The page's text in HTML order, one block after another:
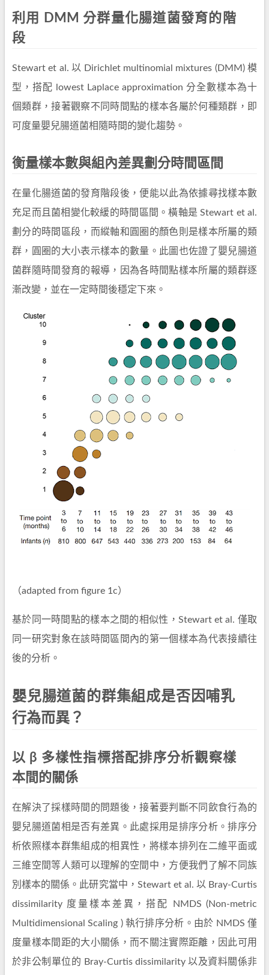
利用 DMM 分群量化腸道菌發育的階
段
Stewart et al. 以 Dirichlet multinomial mixtures (DMM) 模
型，搭配 lowest Laplace approximation 分全數樣本為十
個類群，接著觀察不同時間點的樣本各屬於何種類群，即
可度量嬰兒腸道菌相隨時間的變化趨勢。
衡量樣本數與組內差異劃分時間區間
在量化腸道菌的發育階段後，便能以此為依據尋找樣本數
充足而且菌相變化較緩的時間區間。橫軸是 Stewart et al.
劃分的時間區段，而縱軸和圓圈的顏色則是樣本所屬的類
群，圓圈的大小表示樣本的數量。此圖也佐證了嬰兒腸道
菌群隨時間發育的報導，因為各時間點樣本所屬的類群逐
漸改變，並在一定時間後穩定下來。
（adapted from figure 1c）
基於同一時間點的樣本之間的相似性，Stewart et al. 僅取
同一研究對象在該時間區間內的第一個樣本為代表接續往
後的分析。
嬰兒腸道菌的群集組成是否因哺乳
行為而異？
以 β 多樣性指標搭配排序分析觀察樣
本間的關係
在解決了採樣時間的問題後，接著要判斷不同飲食行為的
嬰兒腸道菌相是否有差異。此處採用是排序分析。排序分
析依照樣本群集組成的相異性，將樣本排列在二維平面或
三維空間等人類可以理解的空間中，方便我們了解不同族
別樣本的關係。此研究當中，Stewart et al. 以 Bray-Curtis
dissimilarity 度量樣本差異，搭配 NMDS (Non-metric
Multidimensional Scaling ) 執行排序分析。由於 NMDS 僅
度量樣本間距的大小關係，而不關注實際距離，因此可用
於非公制單位的 Bray-Curtis dissimilarity 以及資料關係非